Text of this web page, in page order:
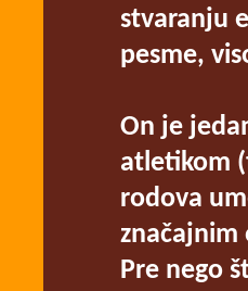
stvaranju
pesme,
On je
atletikom
rodova
značajnim
Pre nego